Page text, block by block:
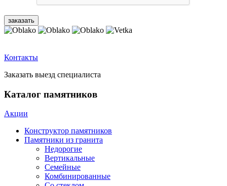
Контакты
Заказать выезд специалиста
Каталог памятников
Акции
Конструктор памятников
Памятники из гранита
Недорогие
Вертикальные
Семейные
Комбинированные